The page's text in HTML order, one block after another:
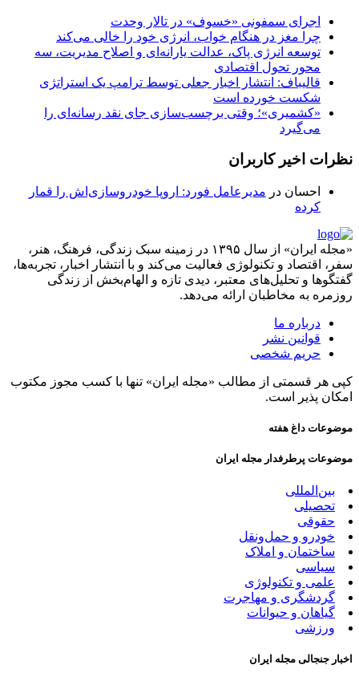
اجرای سمفونی «خسوف» در تالار وحدت
چرا مغز در هنگام خواب، انرژی خود را خالی می‌کند
توسعه انرژی پاک، عدالت یارانه‌ای و اصلاح مدیریت، سه
محور تحول اقتصادی
قالیباف: انتشار اخبار جعلی توسط ترامپ یک استراتژی
شکست خورده است
«کشمیری»؛ وقتی برچسب‌سازی جای نقد رسانه‌ای را
می‌گیرد
نظرات اخیر کاربران
احسان در مدیرعامل فورد: اروپا خودروسازی‌اش را قمار
کرده
«مجله ایران» از سال ۱۳۹۵ در زمینه سبک زندگی، فرهنگ، هنر،
سفر، اقتصاد و تکنولوژی فعالیت می‌کند و با انتشار اخبار، تجربه‌ها،
گفتگوها و تحلیل‌های معتبر، دیدی تازه و الهام‌بخش از زندگی
روزمره به مخاطبان ارائه می‌دهد.
درباره ما
قوانین نشر
حریم شخصی
کپی هر قسمتی از مطالب «مجله ایران» تنها با کسب مجوز مکتوب
امکان پذیر است.
موضوعات داغ هفته
موضوعات پرطرفدار مجله ایران
بین‌المللی
تحصیلی
حقوقی
خودرو و حمل‌و‌نقل
ساختمان و املاک
سیاسی
علمی و تکنولوژی
گردشگری و مهاجرت
گیاهان و حیوانات
ورزشی
اخبار جنجالی مجله ایران